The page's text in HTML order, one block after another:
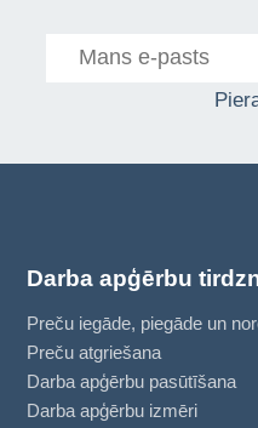
Darba apģērbu
Preču iegāde, piegāde un
Preču atgriešana
Darba apģērbu pasūtīšana
Darba apģērbu izmēri